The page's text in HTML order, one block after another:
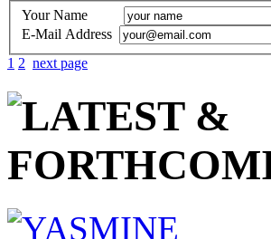
Your Name
E-Mail Address
1 2 next page